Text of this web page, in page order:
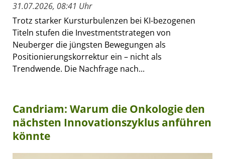
31.07.2026, 08:41 Uhr
Trotz starker Kursturbulenzen bei KI-bezogenen
Titeln stufen die Investmentstrategen von
Neuberger die jüngsten Bewegungen als
Positionierungskorrektur ein – nicht als
Trendwende. Die Nachfrage nach...
Candriam: Warum die Onkologie den
nächsten Innovationszyklus anführen
könnte